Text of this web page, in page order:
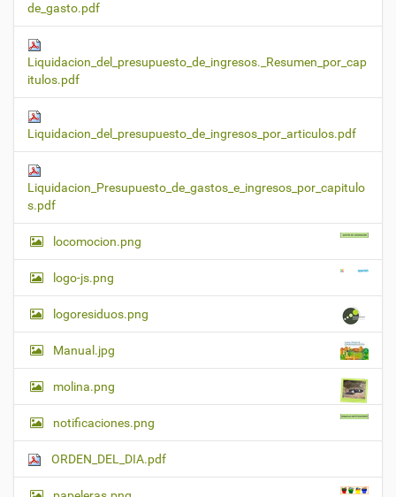
de_gasto.pdf
Liquidacion_del_presupuesto_de_ingresos._Resumen_por_cap
itulos.pdf
Liquidacion_del_presupuesto_de_ingresos_por_articulos.pdf
Liquidacion_Presupuesto_de_gastos_e_ingresos_por_capitulo
s.pdf
locomocion.png
logo-js.png
logoresiduos.png
Manual.jpg
molina.png
notificaciones.png
ORDEN_DEL_DIA.pdf